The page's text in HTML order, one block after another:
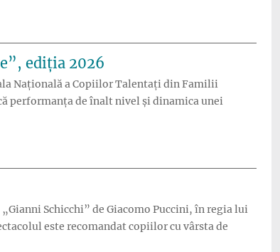
ediția 2026
Națională a Copiilor Talentați din Familii
performanța de înalt nivel și dinamica unei
Schicchi” de Giacomo Puccini, în regia lui
este recomandat copiilor cu vârsta de